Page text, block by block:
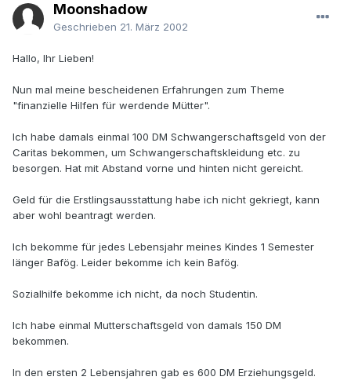
Moonshadow
Geschrieben 21. März 2002
Hallo, Ihr Lieben!
Nun mal meine bescheidenen Erfahrungen zum Theme
"finanzielle Hilfen für werdende Mütter".
Ich habe damals einmal 100 DM Schwangerschaftsgeld von der
Caritas bekommen, um Schwangerschaftskleidung etc. zu
besorgen. Hat mit Abstand vorne und hinten nicht gereicht.
Geld für die Erstlingsausstattung habe ich nicht gekriegt, kann
aber wohl beantragt werden.
Ich bekomme für jedes Lebensjahr meines Kindes 1 Semester
länger Bafög. Leider bekomme ich kein Bafög.
Sozialhilfe bekomme ich nicht, da noch Studentin.
Ich habe einmal Mutterschaftsgeld von damals 150 DM
bekommen.
In den ersten 2 Lebensjahren gab es 600 DM Erziehungsgeld.